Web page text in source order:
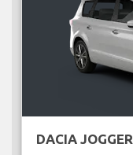
DACIA JOGGER